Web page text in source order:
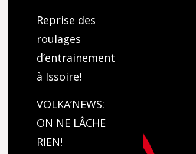
Reprise des
roulages
d’entrainement
à Issoire!
VOLKA’NEWS:
ON NE LÂCHE
RIEN!